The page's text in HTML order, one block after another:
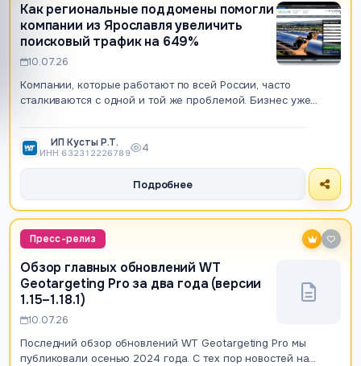
Как региональные поддомены помогли
компании из Ярославля увеличить
поисковый трафик на 649%
10.07.26
Компании, которые работают по всей России, часто
сталкиваются с одной и той же проблемой. Бизнес уже
ИП Кусты Р.Т.
ИНН 632312226789 4
Подробнее
Пресс-релиз
Обзор главных обновлений WT
Geotargeting Pro за два года (версии
1.15–1.18.1)
10.07.26
Последний обзор обновлений WT Geotargeting Pro мы
публиковали осенью 2024 года. С тех пор новостей на